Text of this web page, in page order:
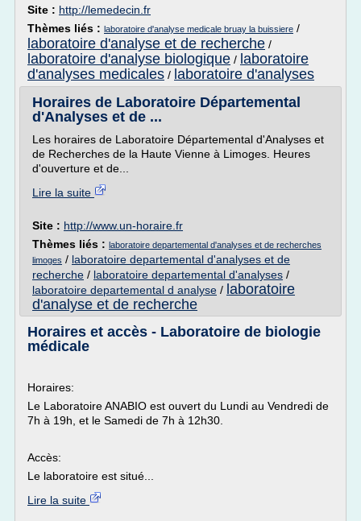
Site : http://lemedecin.fr
Thèmes liés : laboratoire d'analyse medicale bruay la buissiere /
laboratoire d'analyse et de recherche /
laboratoire d'analyse biologique / laboratoire
d'analyses medicales / laboratoire d'analyses
Horaires de Laboratoire Départemental
d'Analyses et de ...
Les horaires de Laboratoire Départemental d'Analyses et
de Recherches de la Haute Vienne à Limoges. Heures
d'ouverture et de...
Lire la suite
Site : http://www.un-horaire.fr
Thèmes liés : laboratoire departemental d'analyses et de recherches
limoges / laboratoire departemental d'analyses et de
recherche / laboratoire departemental d'analyses /
laboratoire departemental d analyse / laboratoire
d'analyse et de recherche
Horaires et accès - Laboratoire de biologie
médicale
Horaires:
Le Laboratoire ANABIO est ouvert du Lundi au Vendredi de
7h à 19h, et le Samedi de 7h à 12h30.
Accès:
Le laboratoire est situé...
Lire la suite